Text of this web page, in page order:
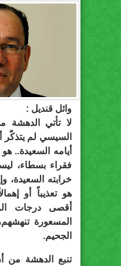
وائل قنديل :
لا تأتي الدهشة
السيسي لم يتذكّر
أيامه السعيدة..
فقراء بسطاء،
خرابته السعيدة،
هو تعذيباً أو
أقصى درجات
المسعورة
الجحيم.
تنبع الدهشة من